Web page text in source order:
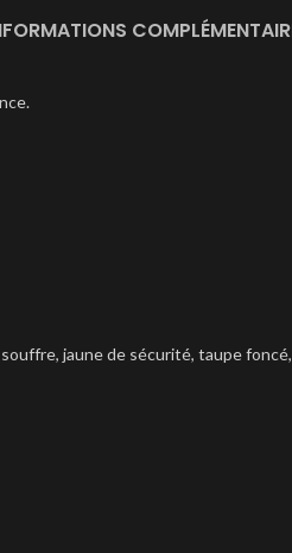
jaune de sécurité, taupe